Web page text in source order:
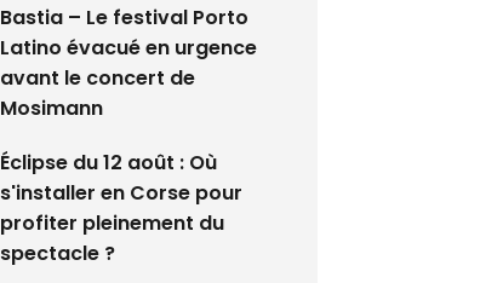
avant le concert de
Mosimann
Éclipse du 12 août : Où
profiter pleinement du
spectacle ?
En Corse, un début de saison